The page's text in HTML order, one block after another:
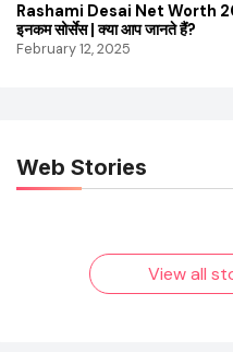
Rashami Desai Net Worth
इनकम सोर्सेस | क्या आप जानते हैं?
February 12, 2025
Web Stories
Elvish Yadav: एक
आम लड़के से यूट्यूबर
View all